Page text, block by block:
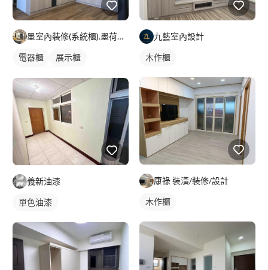
墨室內裝修(系統櫃).墨荷空間設計有限公司
電器櫃
展示櫃
義新油漆
單色油漆
九藝室內設計
木作櫃
康祿 裝潢/裝修/設計
木作櫃